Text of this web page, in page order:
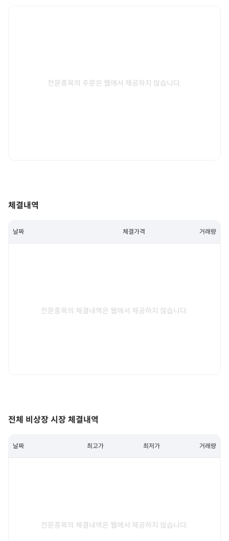
전문종목의 주문은 웹에서 제공하지 않습니다.
체결내역
날짜 체결가격 거래량
전문종목의 체결내역은 웹에서 제공하지 않습니다.
전체 비상장 시장 체결내역
날짜 최고가 최저가 거래량
전문종목의 체결내역은 웹에서 제공하지 않습니다.